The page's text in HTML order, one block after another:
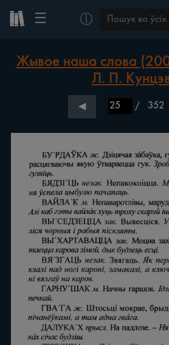
☰ ⓘ
Жывое наша слова
Л. П.
◀ / 352